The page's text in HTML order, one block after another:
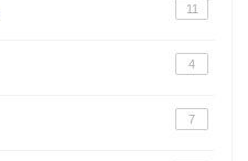
11
4
7